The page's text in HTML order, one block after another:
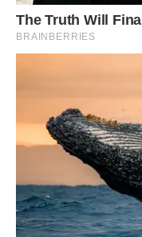
Алла підійшла до
конверт.
– Це тобі за те, що
і додала: – Дякую.
Валя спочатку
але Алла
конверт. Вона не
Тим часом в